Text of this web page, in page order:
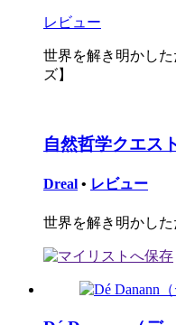
レビュー
世界を解き明かし
ズ】
自然哲学クエス
Dreal • レビュー
世界を解き明かし